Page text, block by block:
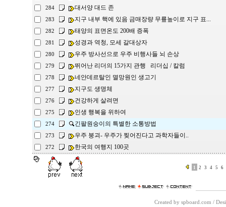
284 대서양 대드 존
283 지구 내부 핵에 있음 금매장량 무륲높이로 지구 표...
282 태양의 표면온도 200배 증폭
281 성경과 역청, 모세 갈대상자
280 우주 방사선으로 우주 비행사들 뇌 손상
279 뛰어난 리더의 15가지 관행 리더십 / 칼럼
278 네안데르탈인 멸망원인 생고기
277 지구도 생명체
276 건강하게 살려면
275 인생 행복을 위하여
274 긴팔원숭이의 특별한 소통방법
273 우주 붕괴- 우주가 찢어진다고 과학자들이..
272 한국의 여행지 100곳
1 2 3 4 5 6
Created by spboard.com /